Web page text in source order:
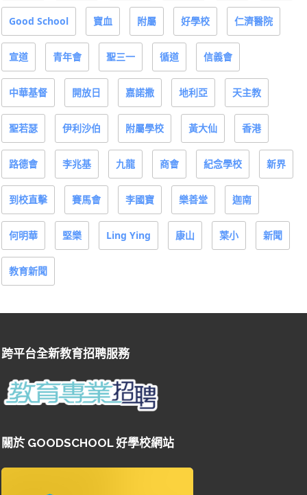
Good School 寶血 附屬 好學校 仁濟醫院
宣道 青年會 聖三一 循道 信義會
中華基督 開放日 嘉諾撒 地利亞 天主教
聖若瑟 伊利沙伯 附屬學校 黃大仙 香港
路德會 李兆基 九龍 商會 紀念學校 新界
到校直擊 賽馬會 李國寶 樂善堂 迦南
何明華 堅樂 Ling Ying 康山 葉小 新聞
教育新聞
跨平台全新教育招聘服務
關於 GOODSCHOOL 好學校網站